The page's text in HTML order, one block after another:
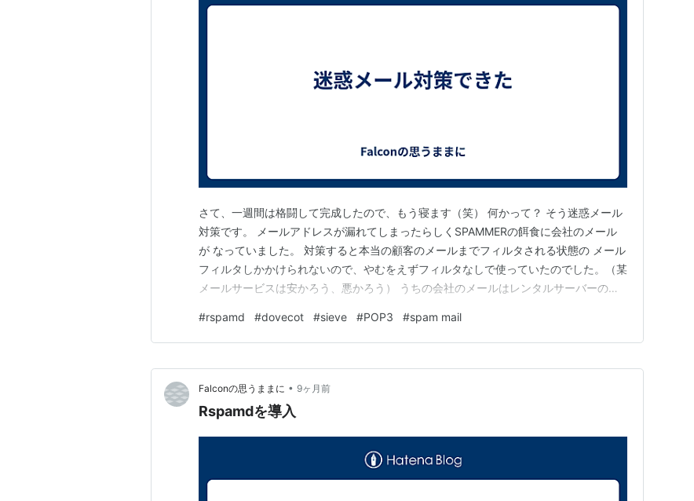
さて、一週間は格闘して完成したので、もう寝ます（笑） 何かって？ そう迷惑メール
対策です。 メールアドレスが漏れてしまったらしくSPAMMERの餌食に会社のメール
が なっていました。 対策すると本当の顧客のメールまでフィルタされる状態の メール
フィルタしかかけられないので、やむをえずフィルタなしで使っていたのでした。（某
メールサービスは安かろう、悪かろう） うちの会社のメールはレンタルサーバーの共
分のPCでPOP3で吸い上げ後削除です。 PCは変わりますが、もう１０年以上前のメー
ルも残ってます。（笑） これができ…
#rspamd #dovecot #sieve #POP3 #spam mail
Falconの思うままに • 9ヶ月前
Rspamdを導入